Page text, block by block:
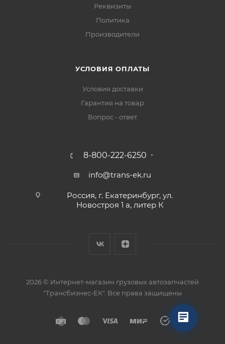
Реквизиты
Политика
Производители
УСЛОВИЯ ОПЛАТЫ
Условия доставки
Гарантия на товар
Вопрос - ответ
8-800-222-6250
info@trans-ek.ru
Россия, г. Екатеринбург, ул.
Новостроя 1 а, литер К
2026 © Интернет-магазин грузовых автозапчастей
"Трансбизнес-ЕК" . Все права защищены